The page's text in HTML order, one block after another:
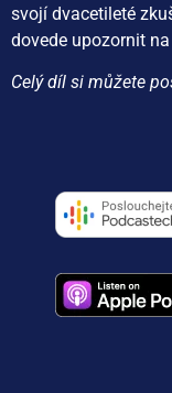
svojí dvacetileté
dovede upozornit
Celý díl si můžete